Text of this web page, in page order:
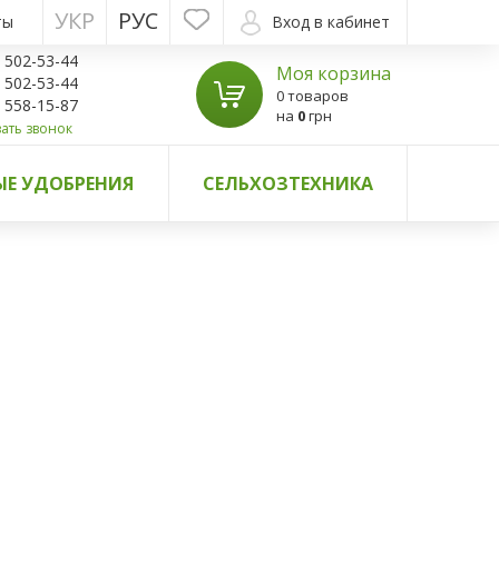
Вход в кабинет
РУС
УКР
502-53-44
502-53-44
558-15-87
звонок
Моя корзина
0 товаров
на 0грн
УДОБРЕНИЯ СЕЛЬХОЗТЕХНИКА